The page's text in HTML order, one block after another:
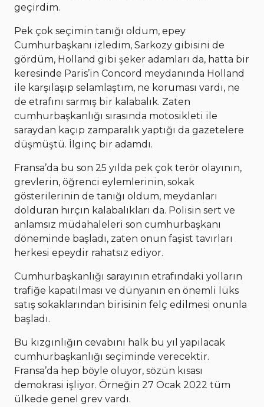
geçirdim.
Pek çok seçimin tanığı oldum, epey
Cumhurbaşkanı izledim, Sarkozy gibisini de
gördüm, Holland gibi şeker adamları da, hatta bir
keresinde Paris’in Concord meydanında Holland
ile karşılaşıp selamlaştım, ne koruması vardı, ne
de etrafını sarmış bir kalabalık. Zaten
cumhurbaşkanlığı sırasında motosikleti ile
saraydan kaçıp zamparalık yaptığı da gazetelere
düşmüştü. İlginç bir adamdı.
Fransa’da bu son 25 yılda pek çok terör olayının,
grevlerin, öğrenci eylemlerinin, sokak
gösterilerinin de tanığı oldum, meydanları
dolduran hırçın kalabalıkları da. Polisin sert ve
anlamsız müdahaleleri son cumhurbaşkanı
döneminde başladı, zaten onun faşist tavırları
herkesi epeydir rahatsız ediyor.
Cumhurbaşkanlığı sarayının etrafındaki yolların
trafiğe kapatılması ve dünyanın en önemli lüks
satış sokaklarından birisinin felç edilmesi onunla
başladı.
Bu kızgınlığın cevabını halk bu yıl yapılacak
cumhurbaşkanlığı seçiminde verecektir.
Fransa’da hep böyle oluyor, sözün kısası
demokrasi işliyor. Örneğin 27 Ocak 2022 tüm
ülkede genel grev vardı.